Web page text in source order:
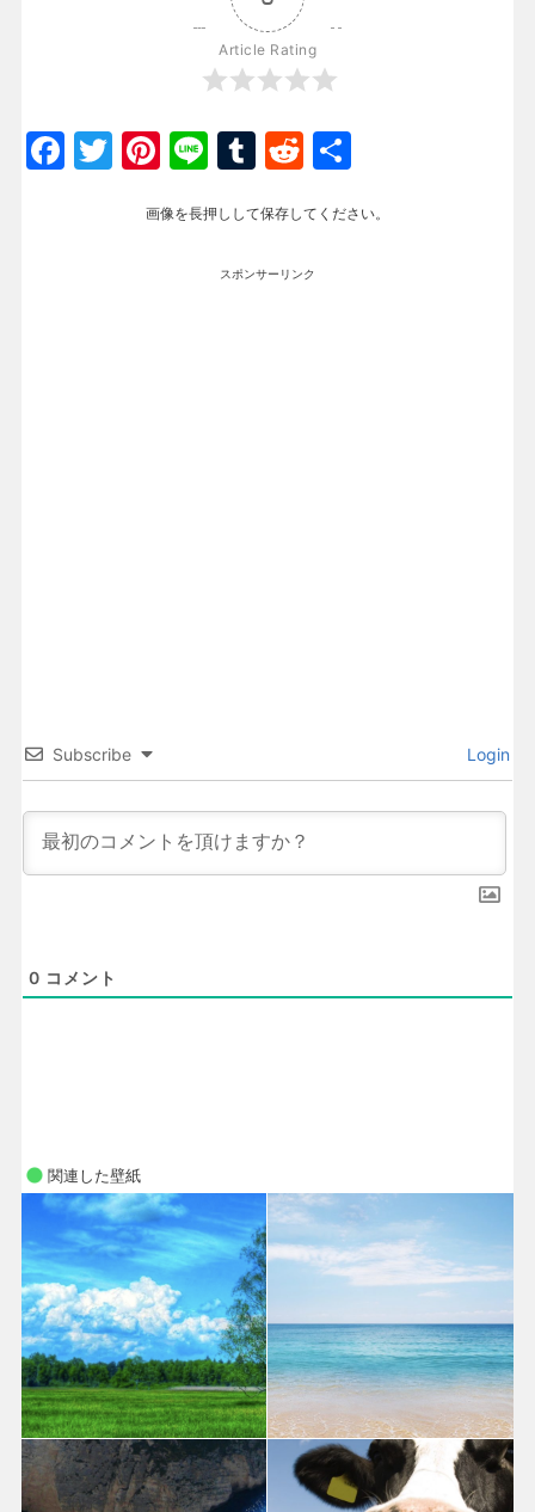
Article Rating
Facebook
Twitter
Pinterest
LineTumblr
Reddit
画像を長押しして保存してください。
スポンサーリンク
Subscribe Login
0 コメント
関連した壁紙